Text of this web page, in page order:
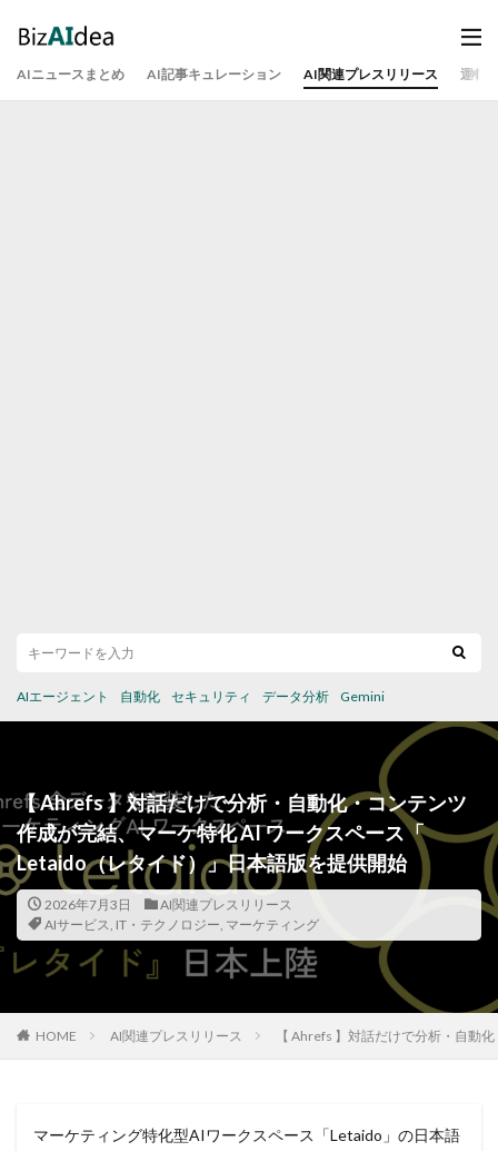
AIニュースまとめ AI記事キュレーション AI関連プレスリリース 運営
AIエージェント 自動化 セキュリティ データ分析 Gemini
【 Ahrefs 】対話だけで分析・自動化・コンテンツ
作成が完結、マーケ特化 AI ワークスペース「
Letaido（レタイド）」日本語版を提供開始
2026年7月3日
AI関連プレスリリース
AIサービス, IT・テクノロジー, マーケティング
HOME AI関連プレスリリース 【 Ahrefs 】対話だけで分析・自動
マーケティング特化型AIワークスペース「Letaido」の日本語